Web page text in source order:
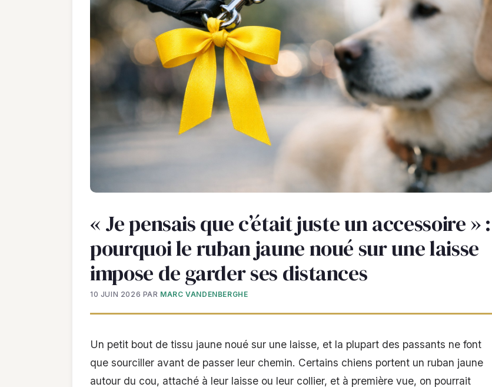
« Je pensais que c’était juste un accessoire » :
pourquoi le ruban jaune noué sur une laisse
impose de garder ses distances
10 JUIN 2026 PAR MARC VANDENBERGHE
Un petit bout de tissu jaune noué sur une laisse, et la plupart des passants ne font
que sourciller avant de passer leur chemin. Certains chiens portent un ruban jaune
autour du cou, attaché à leur laisse ou leur collier, et à première vue, on pourrait